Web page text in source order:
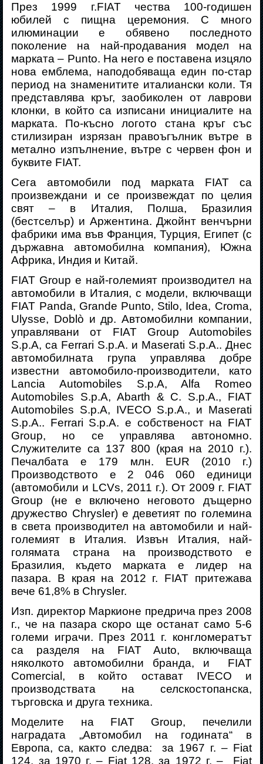
През 1999 г.FIATчества 100-годишен
юбилей с пищна церемония. С много
илюминации е обявено последното
поколение на най-продавания модел на
марката – Punto. На него е поставена изцяло
нова емблема, наподобяваща един по-стар
период на знаменитите италиански коли. Тя
представлява кръг, заобиколен от лаврови
клонки, в който са изписани инициалите на
марката. По-късно логото стана кръг със
стилизиран изрязан правоъгълник вътре в
метално изпълнение, вътре с червен фон и
буквите FIAT.
Сега автомобили под марката FIAT са
произвеждани и се произвеждат по целия
свят – в Италия, Полша, Бразилия
(бестселър) и Аржентина. Джойнт венчърни
фабрики има във Франция, Турция, Египет (с
държавна автомобилна компания), Южна
Африка, Индия и Китай.
FIAT Group е най-големият производител на
автомобили в Италия, с модели, включващи
FIAT Panda, Grande Punto, Stilo, Idea, Croma,
Ulysse, Doblò и др. Автомобилни компании,
управлявани от FIAT Group Automobiles
S.p.A, са Ferrari S.p.A. и Maserati S.p.A.. Днес
автомобилната група управлява добре
известни автомобило-производители, като
Lancia Automobiles S.p.A, Alfa Romeo
Automobiles S.p.A, Abarth & C. S.p.A., FIAT
Automobiles S.p.A, IVECO S.p.A., и Maserati
S.p.A.. Ferrari S.p.A. е собственост на FIAT
Group, но се управлява автономно.
Служителите са 137 800 (края на 2010 г.).
Печалбата е 179 млн. EUR (2010 г.)
Производството е 2 046 060 единици
(автомобили и LCVs, 2011 г.). От 2009 г. FIAT
Group (не е включено неговото дъщерно
дружество Chrysler) е деветият по големина
в света производител на автомобили и най-
големият в Италия. Извън Италия, най-
голямата страна на производството е
Бразилия, където марката е лидер на
пазара. В края на 2012 г. FIAT притежава
вече 61,8% в Chrysler.
Изп. директор Маркионе предрича през 2008
г., че на пазара скоро ще останат само 5-6
големи играчи. През 2011 г. конгломератът
са разделя на FIAT Auto, включваща
няколкото автомобилни бранда, и
FIAT
Comercial, в който остават IVECO и
производствата на селскостопанска,
търговска и друга техника.
Моделите на FIAT Group, печелили
наградата „Автомобил на годината“ в
Европа, са, както следва:
за 1967 г. – Fiat
124, за 1970 г. – Fiat 128, за 1972 г. –
Fiat